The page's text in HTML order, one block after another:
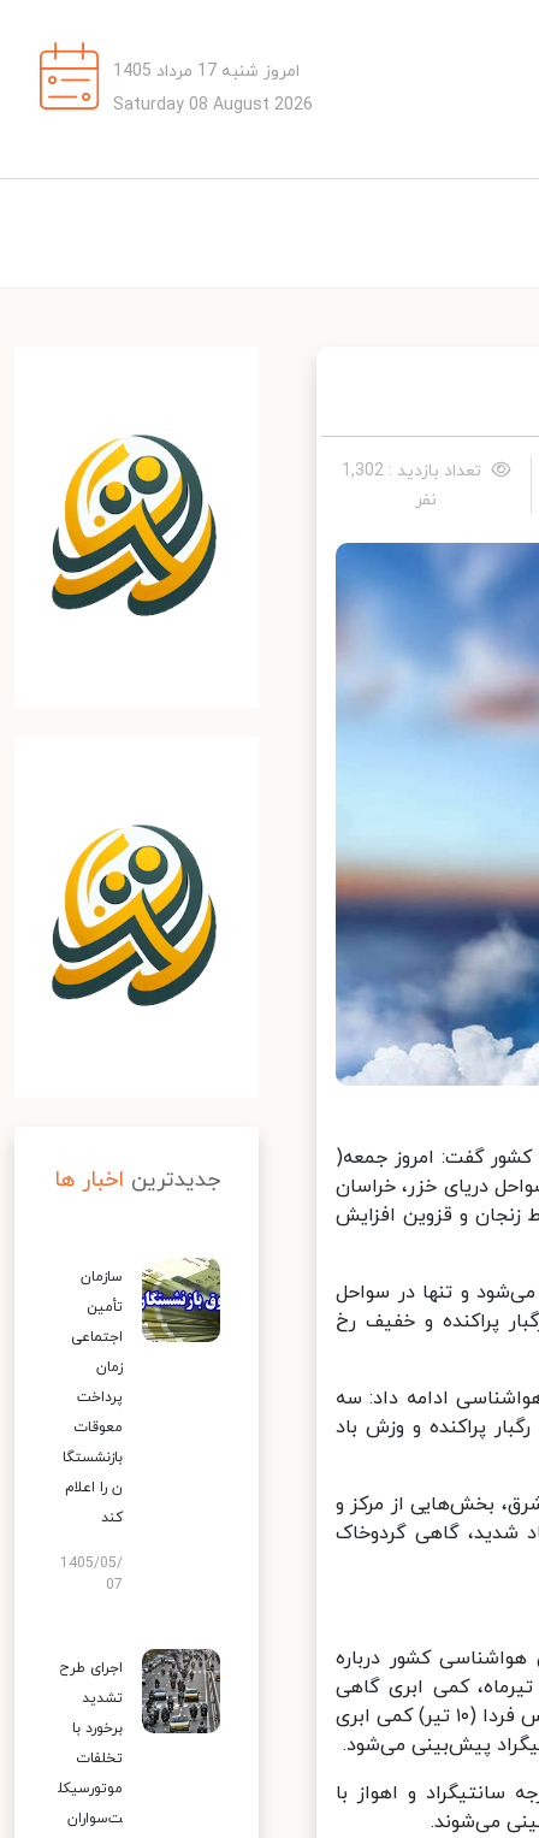
امروز شنبه 17 مرداد 1405
Saturday 08 August 2026
تعداد بازدید : 1,302
نفر
گفت: امروز جمعه(
سواحل دریای خزر، خراسان
و قزوین افزایش
و تنها در سواحل
پراکنده و خفیف رخ
ادامه داد: سه
پراکنده و وزش باد
بخش‌هایی از مرکز و
شدید، گاهی گردوخاک
کشور درباره
کمی ابری گاهی
افزایش ابر و وزش باد با حداقل و حداکثر دمای ۲۶ و ۳۷ درجه سانتیگراد و پس فردا (۱۰ تیر) کمی ابری
کرد: طی فردا و پس فردا شهرکرد با کمینه ۱۱ درجه سانتیگراد و اهواز با
جدیدترین اخبار ها
سازمان
تأمین
اجتماعی
زمان
پرداخت
معوقات
بازنشستگا
ن را اعلام
کند
1405/05/
07
اجرای طرح
تشدید
برخورد با
تخلفات
موتورسیکل
ت‌سواران